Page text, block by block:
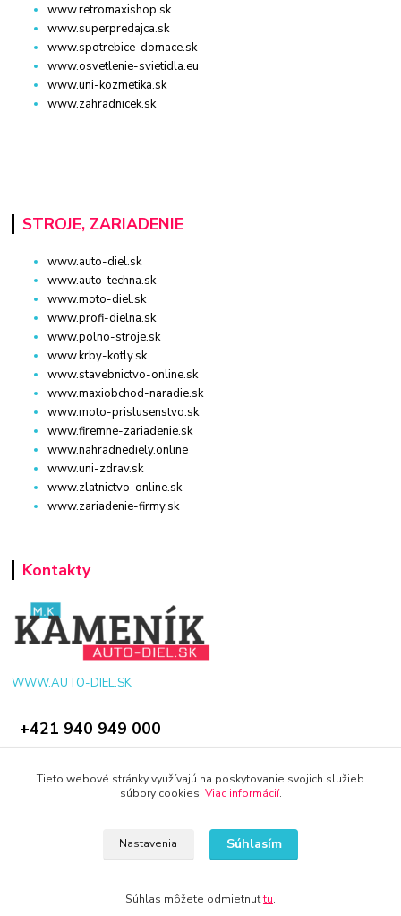
www.retromaxishop.sk
www.superpredajca.sk
www.spotrebice-domace.sk
www.osvetlenie-svietidla.eu
www.uni-kozmetika.sk
www.zahradnicek.sk
STROJE, ZARIADENIE
www.auto-diel.sk
www.auto-techna.sk
www.moto-diel.sk
www.profi-dielna.sk
www.polno-stroje.sk
www.krby-kotly.sk
www.stavebnictvo-online.sk
www.maxiobchod-naradie.sk
www.moto-prislusenstvo.sk
www.firemne-zariadenie.sk
www.nahradnediely.online
www.uni-zdrav.sk
www.zlatnictvo-online.sk
www.zariadenie-firmy.sk
Kontakty
WWW.AUTO-DIEL.SK
+421 940 949 000
© 2024 Všetky práva vyhradené KAMENIK.SK
Tieto webové stránky využívajú na poskytovanie svojich služieb
súbory cookies. Viac informácií.
Nastavenia Súhlasím
Súhlas môžete odmietnuťtu.